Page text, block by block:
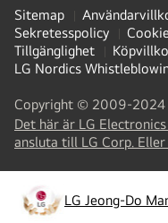
Sitemap
Sekretesspolicy
Tillgänglighet
LG Nordics
Copyright © 2009-2024
Det här är LG
ansluta till LG Corp.
LG Jeong-Do
opens